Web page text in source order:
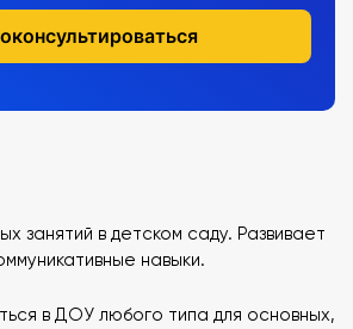
занятий в детском саду. Развивает
навыки.
в ДОУ любого типа для основных,